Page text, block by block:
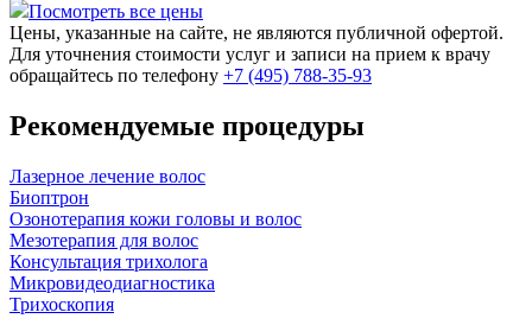
Посмотреть все цены
Цены, указанные на сайте, не являются публичной офертой.
Для уточнения стоимости услуг и записи на прием к врачу
обращайтесь по телефону +7 (495) 788-35-93
Рекомендуемые процедуры
Лазерное лечение волос
Биоптрон
Озонотерапия кожи головы и волос
Мезотерапия для волос
Консультация трихолога
Микровидеодиагностика
Трихоскопия